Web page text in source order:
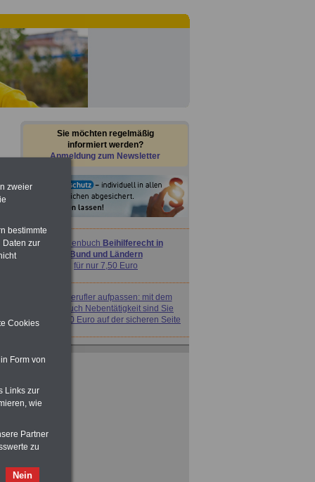
Sie möchten regelmäßig
informiert werden?
Anmeldung zum Newsletter
Taschenbuch Beihilferecht in
Bund und Ländern
für nur 7,50 Euro
Nebenberufler aufpassen: mit dem
OnlineBuch Nebentätigkeit sind Sie
für nur 7,50 Euro auf der sicheren Seite
zweier
bestimmte
Daten zur
Cookies
Form von
Links zur
wie
Partner
zu
Nein